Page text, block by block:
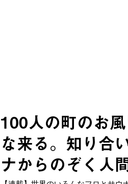
100人の町のお
な来る。知り合
ナからのぞく人